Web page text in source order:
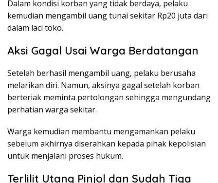
Dalam kondisi korban yang tidak berdaya, pelaku
kemudian mengambil uang tunai sekitar Rp20 juta dari
dalam laci toko.
Aksi Gagal Usai Warga Berdatangan
Setelah berhasil mengambil uang, pelaku berusaha
melarikan diri. Namun, aksinya gagal setelah korban
berteriak meminta pertolongan sehingga mengundang
perhatian warga sekitar.
Warga kemudian membantu mengamankan pelaku
sebelum akhirnya diserahkan kepada pihak kepolisian
untuk menjalani proses hukum.
Terlilit Utang Pinjol dan Sudah Tiga